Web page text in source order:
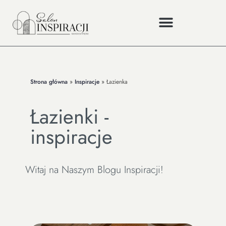
Strona główna » Inspiracje » Łazienka
Łazienki -
inspiracje
Witaj na Naszym Blogu Inspiracji!